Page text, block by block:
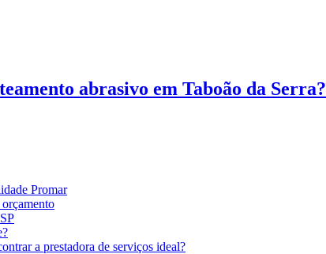
abrasivo em Taboão da Serra?
Promar
a prestadora de serviços ideal?